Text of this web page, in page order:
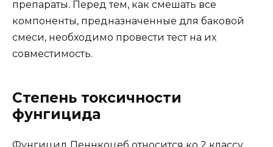
препараты. Перед тем, как смешать все
компоненты, предназначенные для баковой
смеси, необходимо провести тест на их
совместимость.
Степень токсичности
фунгицида